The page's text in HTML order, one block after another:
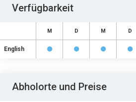
Verfügbarkeit
M D M D
English
Abholorte und Preise